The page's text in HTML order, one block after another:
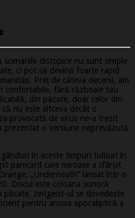
distopice nu sunt simple
ci pot să devină foarte rapid
Preț de câteva decenii, am
confortabile, fără războaie sau
din păcate, doar celor din
nu este altceva decât o
provocată de virus ne-a trezit
prezentat o versiune neprevăzută
în aceste timpuri tulburi în
panicard care miroase a sfârșit
„Underneath” lansat într-o
Discul este coloana sonoră
zeitgeist-ul se dovedește
pentru aroma apocaliptică a